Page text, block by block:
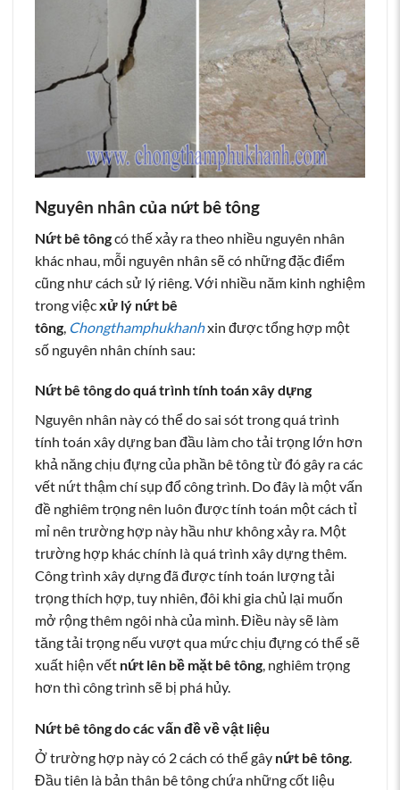
Nguyên nhân của nứt bê tông
Nứt bê tôngcó thế xảy ra theo nhiều nguyên nhân
khác nhau, mỗi nguyên nhân sẽ có những đặc điểm
cũng như cách sử lý riêng. Với nhiều năm kinh nghiệm
trong việcxử lý nứt bê
tông Chongthamphukhanhxin được tổng hợp một
số nguyên nhân chính sau:
Nứt bê tông do quá trình tính toán xây dựng
Nguyên nhân này có thể do sai sót trong quá trình
tính toán xây dựng ban đầu làm cho tải trọng lớn hơn
khả năng chịu đựng của phần bê tông từ đó gây ra các
vết nứt thậm chí sụp đổ công trình. Do đây là một vấn
đề nghiêm trọng nên luôn được tính toán một cách tỉ
mỉ nên trường hợp này hầu như không xảy ra. Một
trường hợp khác chính là quá trình xây dựng thêm.
Công trình xây dựng đã được tính toán lượng tải
trọng thích hợp, tuy nhiên, đôi khi gia chủ lại muốn
mở rộng thêm ngôi nhà của mình. Điều này sẽ làm
tăng tải trọng nếu vượt qua mức chịu đựng có thể sẽ
xuất hiện vết nứt lên bề mặt bê tông, nghiêm trọng
hơn thì công trình sẽ bị phá hủy.
Nứt bê tông do các vấn đề về vật liệu
Ở trường hợp này có 2 cách có thể gây nứt bê tông.
Đầu tiên là bản thân bê tông chứa những cốt liệu